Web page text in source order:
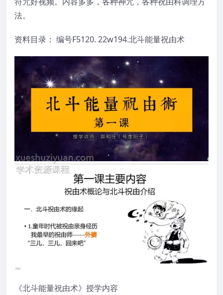
法。
资料目录： 编号F5120. 22w194.北斗能量祝由术
《北斗能量祝由术》授学内容